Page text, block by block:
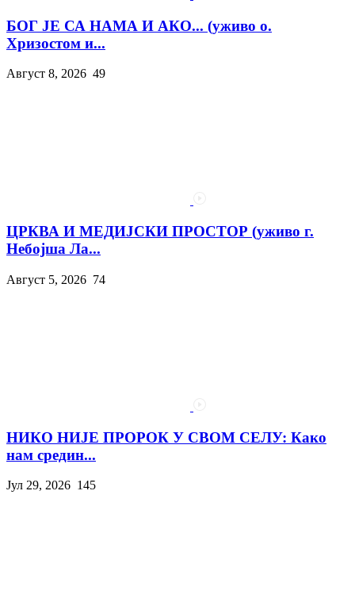
БОГ ЈЕ СА НАМА И АКО... (уживо о.
Хризостом и...
Август 8, 2026 49
ЦРКВА И МЕДИЈСКИ ПРОСТОР (уживо г.
Небојша Ла...
Август 5, 2026 74
НИКО НИЈЕ ПРОРОК У СВОМ СЕЛУ: Како
нам средин...
Јул 29, 2026 145